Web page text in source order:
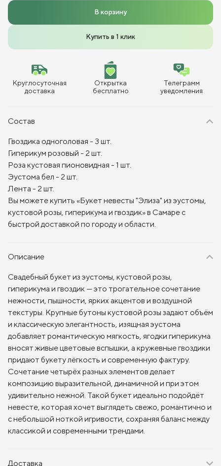
В корзину
Купить в 1 клик
Круглосуточная
доставка
Открытка
бесплатно
Телеграмм
уведомления
Состав
Гвоздика одноголовая - 3 шт.
Гиперикум розовый - 2 шт.
Роза кустовая пионовидная - 1 шт.
Эустома бел - 2 шт.
Лента - 2 шт.
Вы можете купить «Букет невесты "Элиза" из эустомы,
кустовой розы, гиперикума и гвоздик» в Самаре с
быстрой доставкой по городу и области.
Описание
Свадебный букет из эустомы, кустовой розы,
гиперикума и гвоздик — это трогательное сочетание
нежности, пышности, ярких акцентов и воздушной
текстуры. Крупные бутоны кустовой розы задают объём
и классическую элегантность, изящная эустома
добавляет романтическую мягкость, ягодки гиперикума
вносят живые цветовые вспышки, а кружевные гвоздики
придают букету лёгкость и современную фактуру.
Сочетание четырёх разных элементов делает
композицию выразительной, динамичной и при этом
удивительно нежной. Такой букет идеально подойдёт
невесте, которая хочет выглядеть свежо, романтично и
с небольшой ноткой игривости, сохраняя баланс между
классикой и современными трендами.
Доставка